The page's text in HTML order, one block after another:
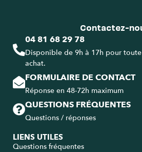
Contactez-
04 81 68 29 78
Disponible de 9h à 17h pour
achat.
FORMULAIRE DE CONTACT
Réponse en 48-72h maximum
QUESTIONS FRÉQUENTES
Questions / réponses
LIENS UTILES
Questions fréquentes